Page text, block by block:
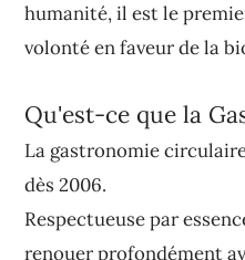
humanité, il est le
volonté en faveur de la
Qu'est-ce que la
La gastronomie
dès 2006.
Respectueuse par
renouer profondément